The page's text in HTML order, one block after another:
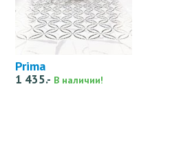
Prima
1 435.- В наличии!